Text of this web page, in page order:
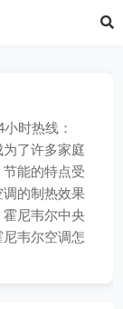
时热线：
了许多家庭
能的特点受
的制热效果
尼韦尔中央
韦尔空调怎